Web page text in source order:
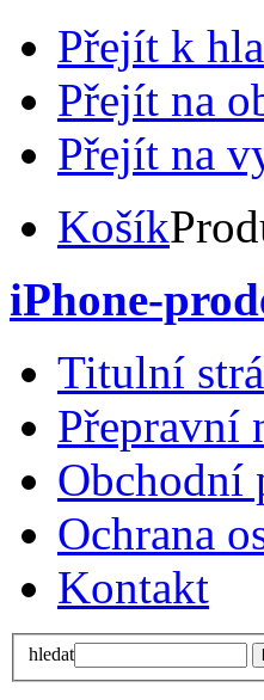
Přejít k
Přejít na
Přejít na
Košík
iPhone-
Titulní
Přepravní
Obchodní
Ochrana
Kontakt
hledat